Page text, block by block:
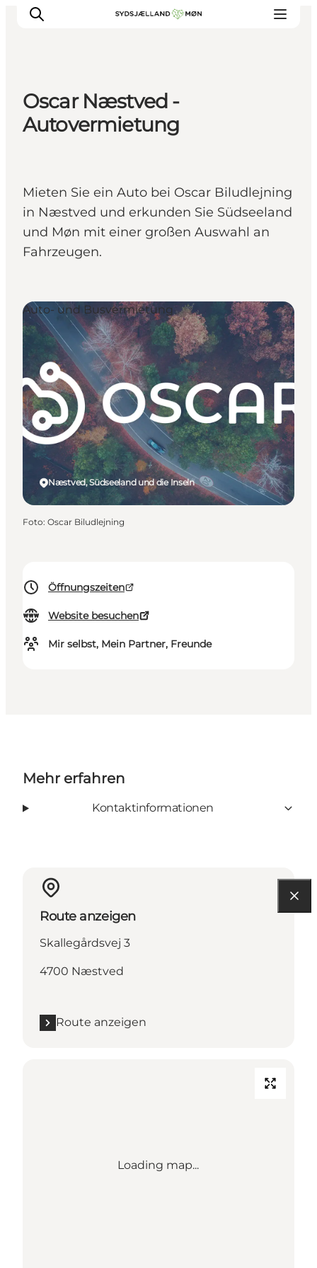
Erleben
Unterkunft
Reise planen
Oscar Næstved -
Autovermietung
Mieten Sie ein Auto bei Oscar Biludlejning
in Næstved und erkunden Sie Südseeland
und Møn mit einer großen Auswahl an
Fahrzeugen.
Öffnungszeiten
Website besuchen
Mir selbst, Mein Partner, Freunde
Næstved, Südseeland und die Inseln
Auto- und Busvermietung
Foto: Oscar Biludlejning
Mehr erfahren
Kontaktinformationen
Route anzeigen
Skallegårdsvej 3
4700 Næstved
Route anzeigen
Loading map...